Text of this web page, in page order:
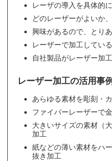
レーザの導入を具体的
どのレーザーがよいか
興味があるので、とり
レーザーで加工してい
自社製品がレーザー加
レーザー加工の活用事例
あらゆる素材を彫刻・
ファイバーレーザーで
大きいサイズの素材（
加工
紙などの薄い素材をハ
抜き加工